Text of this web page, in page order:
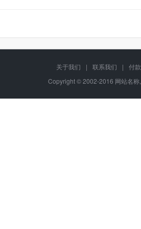
关于我们 | 联系我们 |
付
Copyright © 2002-2016 网站名